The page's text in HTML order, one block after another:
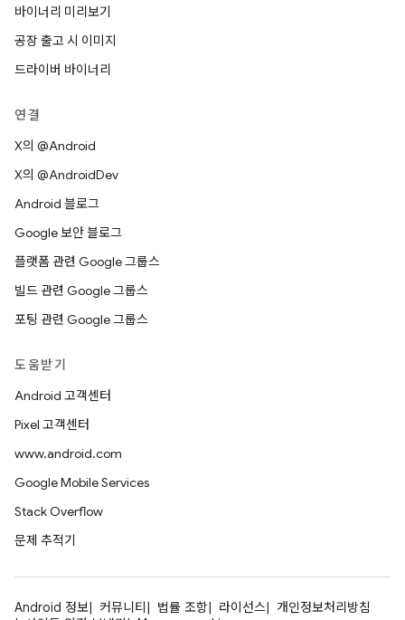
바이너리 미리보기
공장 출고 시 이미지
드라이버 바이너리
연결
X의 @Android
X의 @AndroidDev
Android 블로그
Google 보안 블로그
플랫폼 관련 Google 그룹스
빌드 관련 Google 그룹스
포팅 관련 Google 그룹스
도움받기
Android 고객센터
Pixel 고객센터
www.android.com
Google Mobile Services
Stack Overflow
문제 추적기
Android 정보 커뮤니티 법률 조항 라이선스
개인정보처리방침